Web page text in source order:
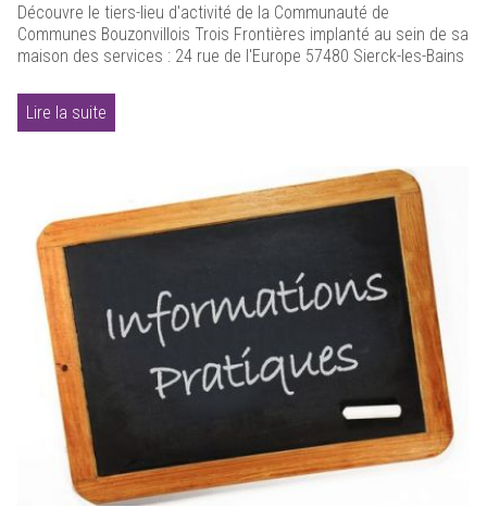
Découvre le tiers-lieu d'activité de la Communauté de
Communes Bouzonvillois Trois Frontières implanté au sein de sa
maison des services : 24 rue de l'Europe 57480 Sierck-les-Bains
Lire la suite